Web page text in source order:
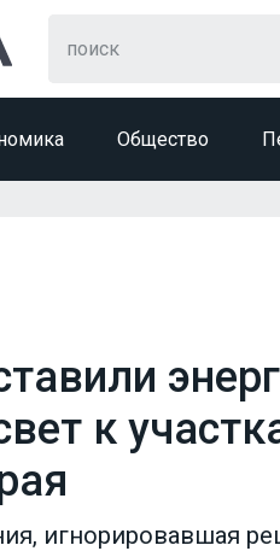
Общество
к
игнорировавшая